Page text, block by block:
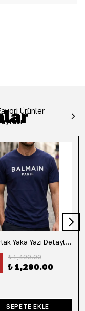
Ürünler
Yuvarlak Yaka Yazı Detaylı Tişört-Lacivert
₺ 1,490.00
₺ 1,290.00
SEPETE EKLE